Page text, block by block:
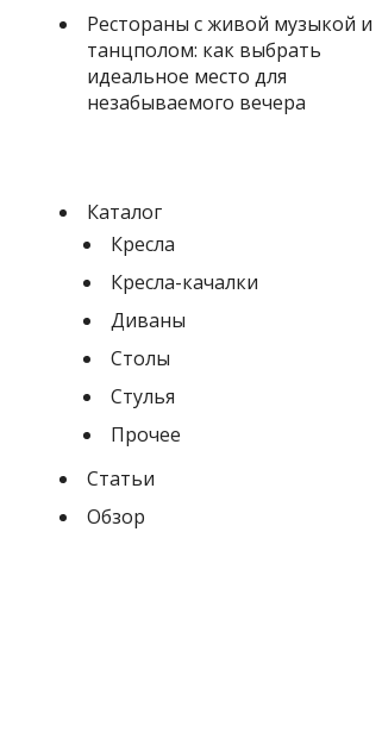
Рестораны с живой музыкой и
танцполом: как выбрать
идеальное место для
незабываемого вечера
Каталог
Кресла
Кресла-качалки
Диваны
Столы
Стулья
Прочее
Статьи
Обзор